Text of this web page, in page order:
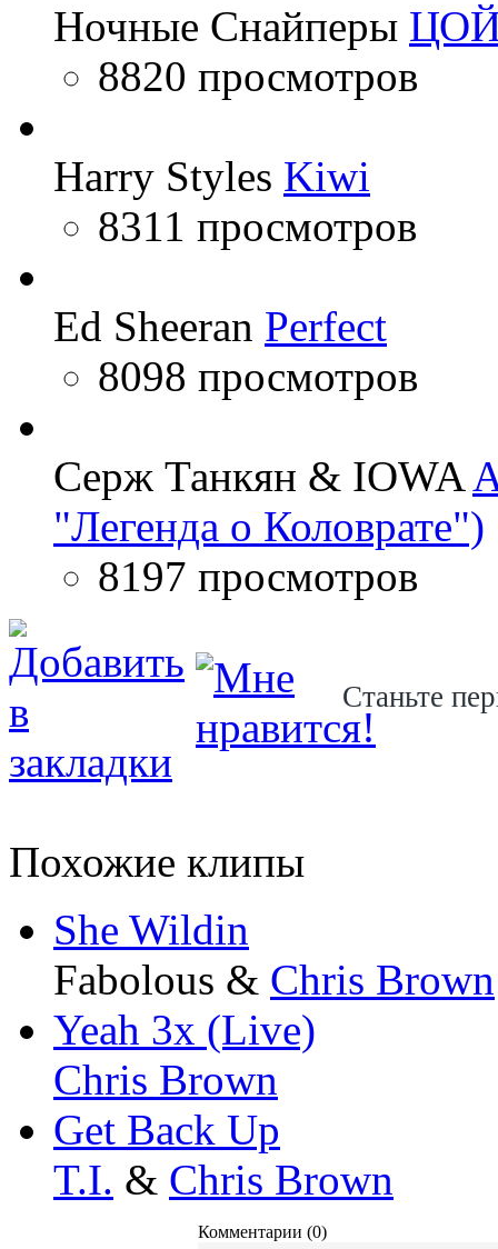
Ночные Снайперы
8820 просмотров
Harry Styles Kiwi
8311 просмотров
Ed Sheeran Perfect
8098 просмотров
Серж Танкян & IOWA
"Легенда о Коловрате")
8197 просмотров
Станьте
Похожие клипы
She Wildin
Fabolous & Chris Brown
Yeah 3x (Live)
Chris Brown
Get Back Up
T.I. & Chris Brown
Комментарии (0)